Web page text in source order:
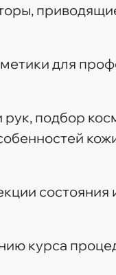
для
подбор
состояния
курса